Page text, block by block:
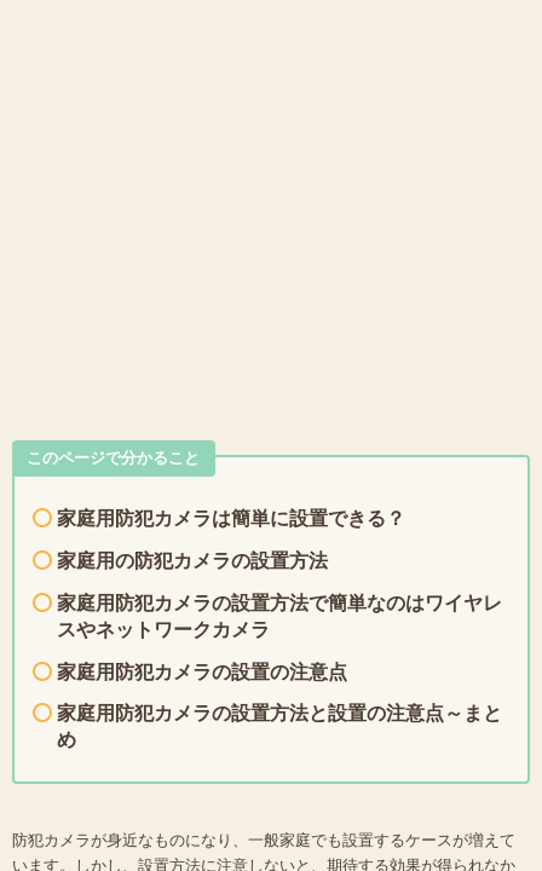
このページで分かること
家庭用防犯カメラは簡単に設置できる？
家庭用の防犯カメラの設置方法
家庭用防犯カメラの設置方法で簡単なのはワイヤレ
スやネットワークカメラ
家庭用防犯カメラの設置の注意点
家庭用防犯カメラの設置方法と設置の注意点～まと
め
防犯カメラが身近なものになり、一般家庭でも設置するケースが増えて
います。しかし、設置方法に注意しないと、期待する効果が得られなか